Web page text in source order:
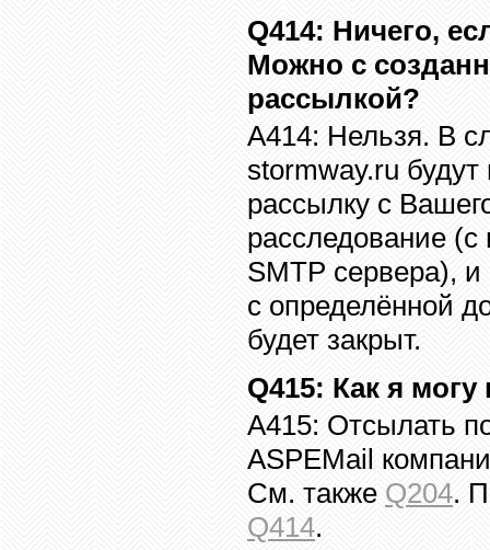
Q414: Ничего,
Можно с
рассылкой?
A414: Нельзя. В
stormway.ru
рассылку с
расследование
SMTP сервера),
с определённой
будет закрыт.
Q415: Как я могу
A415: Отсылать
ASPEMail
См. также Q204.
Q414.